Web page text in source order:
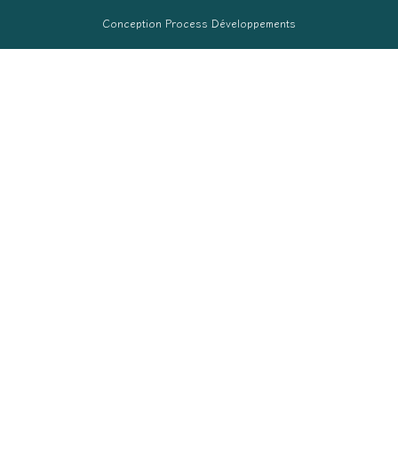
Conception Process Développements